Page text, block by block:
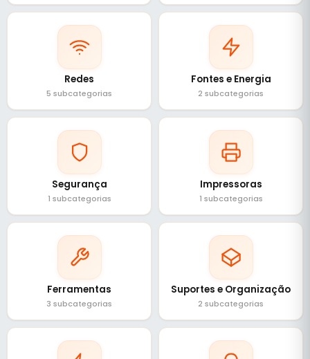
Redes
5 subcategorias
Fontes e Energia
2 subcategorias
Segurança
1 subcategorias
Impressoras
1 subcategorias
Ferramentas
3 subcategorias
Suportes e Organização
2 subcategorias